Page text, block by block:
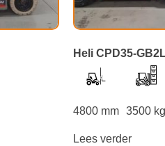
Heli CPD35-
4800 mm 3500 kg
Lees verder